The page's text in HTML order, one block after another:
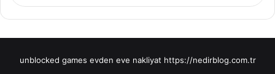
unblocked games evden eve nakliyat https://nedirblog.com.tr